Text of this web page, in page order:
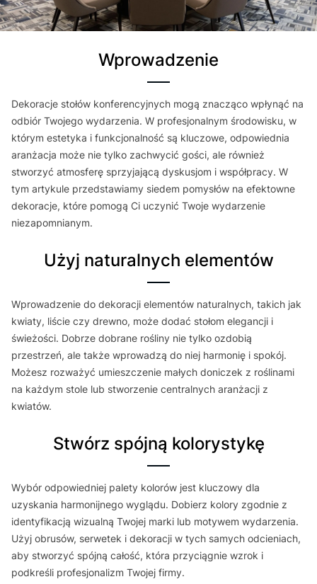
Wprowadzenie
Dekoracje stołów konferencyjnych mogą znacząco wpłynąć na
odbiór Twojego wydarzenia. W profesjonalnym środowisku, w
którym estetyka i funkcjonalność są kluczowe, odpowiednia
aranżacja może nie tylko zachwycić gości, ale również
stworzyć atmosferę sprzyjającą dyskusjom i współpracy. W
tym artykule przedstawiamy siedem pomysłów na efektowne
dekoracje, które pomogą Ci uczynić Twoje wydarzenie
niezapomnianym.
Użyj naturalnych elementów
Wprowadzenie do dekoracji elementów naturalnych, takich jak
kwiaty, liście czy drewno, może dodać stołom elegancji i
świeżości. Dobrze dobrane rośliny nie tylko ozdobią
przestrzeń, ale także wprowadzą do niej harmonię i spokój.
Możesz rozważyć umieszczenie małych doniczek z roślinami
na każdym stole lub stworzenie centralnych aranżacji z
kwiatów.
Stwórz spójną kolorystykę
Wybór odpowiedniej palety kolorów jest kluczowy dla
uzyskania harmonijnego wyglądu. Dobierz kolory zgodnie z
identyfikacją wizualną Twojej marki lub motywem wydarzenia.
Użyj obrusów, serwetek i dekoracji w tych samych odcieniach,
aby stworzyć spójną całość, która przyciągnie wzrok i
podkreśli profesjonalizm Twojej firmy.